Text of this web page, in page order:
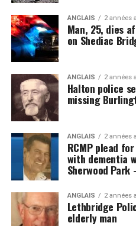
ANGLAIS 2 années
Man, 25, dies
on Shediac
ANGLAIS 2 années
Halton police
missing
ANGLAIS 2 années
RCMP plead
with dementia
Sherwood Park
ANGLAIS 2 années
Lethbridge
elderly man